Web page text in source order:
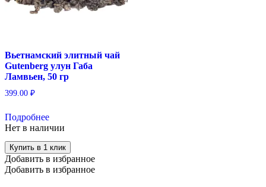
Вьетнамский элитный чай
Gutenberg улун Габа
Ламвьен, 50 гр
399.00 ₽
Подробнее
Нет в наличии
Купить в 1 клик
Добавить в избранное
Добавить в избранное